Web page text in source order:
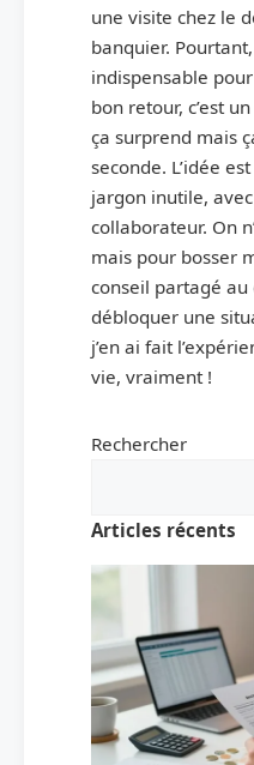
une visite chez le
banquier.
indispensable
bon retour, c’est
ça surprend mais
seconde. L’idée
jargon inutile,
collaborateur. On
mais pour bosser
conseil partagé au
débloquer une
j’en ai fait
vie, vraiment !
Rechercher
Articles récents